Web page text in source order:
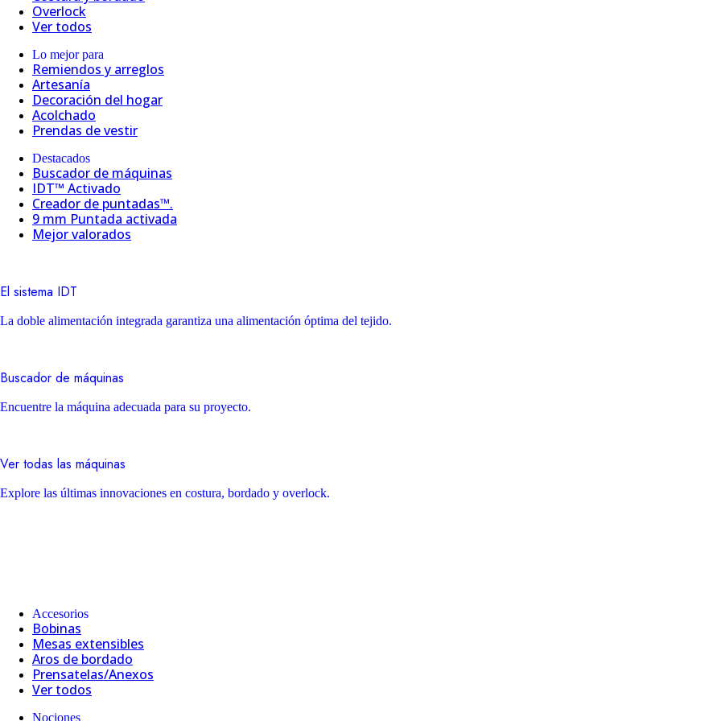
Overlock
Ver todos
Lo mejor para
Remiendos y arreglos
Artesanía
Decoración del hogar
Acolchado
Prendas de vestir
Destacados
Buscador de máquinas
IDT™ Activado
Creador de puntadas™.
9 mm Puntada activada
Mejor valorados
El sistema IDT
La doble alimentación integrada garantiza una alimentación óptima del tejido.
Buscador de máquinas
Encuentre la máquina adecuada para su proyecto.
Ver todas las máquinas
Explore las últimas innovaciones en costura, bordado y overlock.
Accesorios
Bobinas
Mesas extensibles
Aros de bordado
Prensatelas/Anexos
Ver todos
Nociones